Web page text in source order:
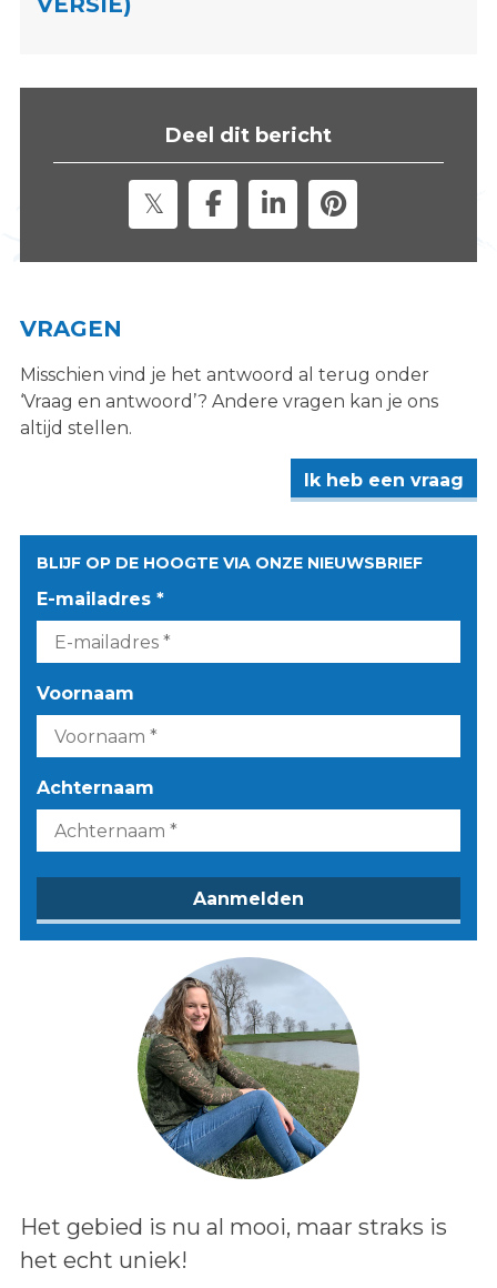
Deel dit bericht
VRAGEN
Misschien vind je het antwoord al terug onder
‘Vraag en antwoord’? Andere vragen kan je ons
altijd stellen.
Ik heb een vraag
BLIJF OP DE HOOGTE VIA ONZE NIEUWSBRIEF
E-mailadres *
Voornaam
Achternaam
Lees het bericht:
Het gebied is nu al mooi, maar straks is
het echt uniek!